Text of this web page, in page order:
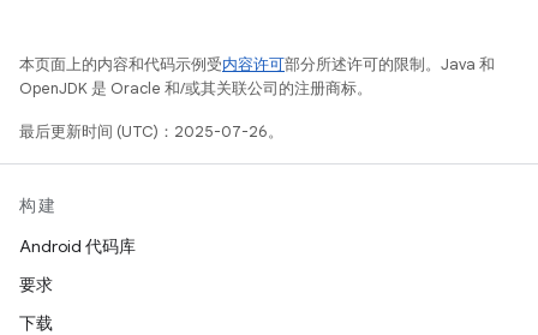
本页面上的内容和代码示例受内容许可部分所述许可的限制。Java 和
OpenJDK 是 Oracle 和/或其关联公司的注册商标。
最后更新时间 (UTC)：2025-07-26。
构建
Android 代码库
要求
下载